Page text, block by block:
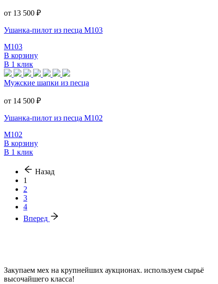
от 13 500 ₽
Ушанка-пилот из песца M103
M103
В корзину
В 1 клик
Мужские шапки из песца
от 14 500 ₽
Ушанка-пилот из песца M102
M102
В корзину
В 1 клик
Назад
1
2
3
4
Вперед
Закупаем мех на крупнейших аукционах. используем сырьё
высочайшего класса!